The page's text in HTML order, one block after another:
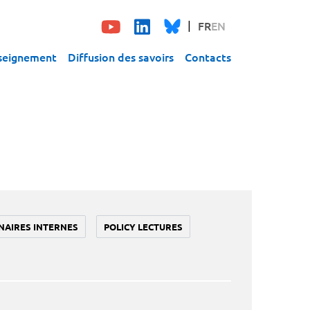
FREN
Diffusion des savoirs Contacts
INTERNES POLICY LECTURES